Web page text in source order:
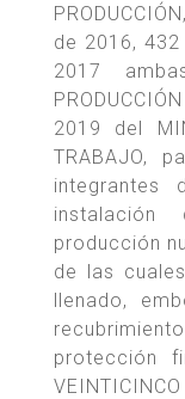
de 2016,
2017
2019 del
TRABAJO,
integrantes
producción
de las
llenado,
protección